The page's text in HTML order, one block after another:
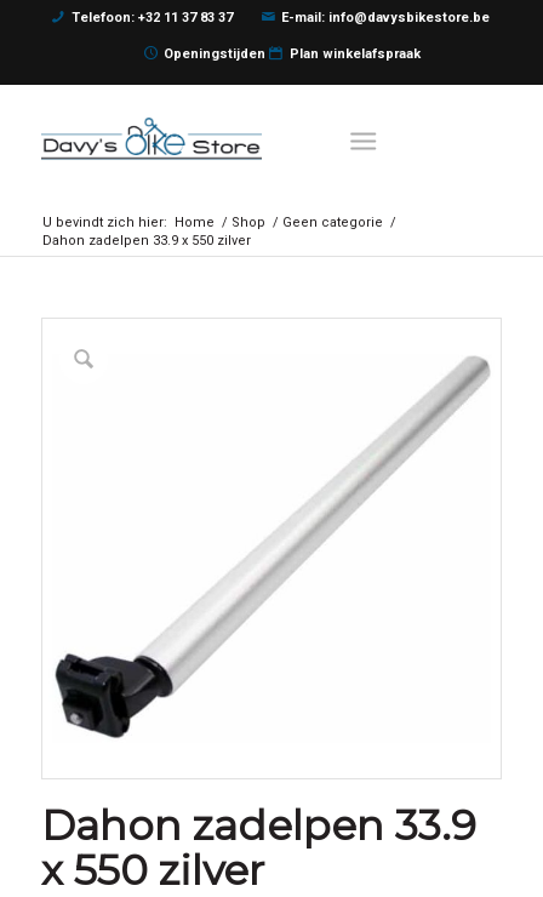
Telefoon: +32 11 37 83 37 E-mail: info@davysbikestore.be
Openingstijden Plan winkelafspraak
U bevindt zich hier: Home / Shop / Geen categorie /
Dahon zadelpen 33.9 x 550 zilver
Dahon zadelpen 33.9
x 550 zilver